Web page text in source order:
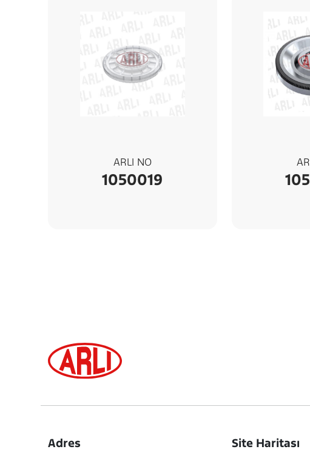
ARLI NO
1050019
Adres Site Haritası